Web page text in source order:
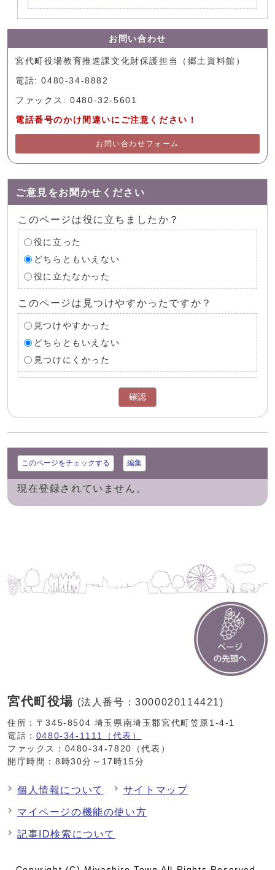
お問い合わせ
宮代町役場教育推進課文化財保護担当（郷土資料館）
電話: 0480-34-8882
ファックス: 0480-32-5601
電話番号のかけ間違いにご注意ください！
お問い合わせフォーム
ご意見をお聞かせください
このページは役に立ちましたか？
役に立った
どちらともいえない
役に立たなかった
このページは見つけやすかったですか？
見つけやすかった
どちらともいえない
見つけにくかった
確認
このページをチェックする 編集
現在登録されていません。
宮代町役場 (法人番号：3000020114421)
住所：〒345-8504 埼玉県南埼玉郡宮代町笠原1-4-1
電話： 0480-34-1111（代表）
ファックス：0480-34-7820（代表）
開庁時間：8時30分～17時15分
個人情報について サイトマップ
マイページの機能の使い方
記事ID検索について